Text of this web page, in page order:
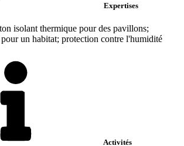
Expertises
isolant thermique pour des pavillons;
un habitat; protection contre l'humidité
Activités